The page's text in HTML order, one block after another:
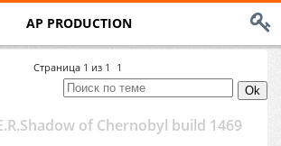
AP PRODUCTION
Страница 1 из 1 1
of Chernobyl build 1469